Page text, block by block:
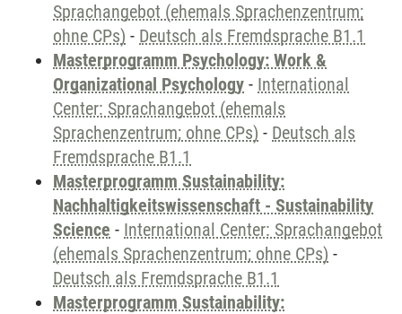
Sprachangebot (ehemals Sprachenzentrum;
ohne CPs) - Deutsch als Fremdsprache B1.1
Masterprogramm Psychology: Work &
Organizational Psychology - International
Center: Sprachangebot (ehemals
Sprachenzentrum; ohne CPs) - Deutsch als
Fremdsprache B1.1
Masterprogramm Sustainability:
Nachhaltigkeitswissenschaft - Sustainability
Science - International Center: Sprachangebot
(ehemals Sprachenzentrum; ohne CPs) -
Deutsch als Fremdsprache B1.1
Masterprogramm Sustainability: